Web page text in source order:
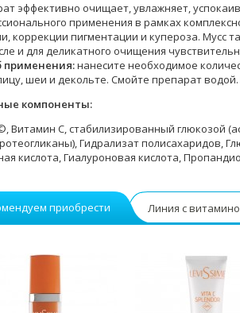
эффективно очищает, увлажняет,
применения в рамках
коррекции пигментации и купероза. Мусс
и для деликатного очищения
применения:нанесите необходимое
шеи и декольте. Смойте препарат
компоненты:
Витамин С, стабилизированный глюкозой
Гидрализат полисахаридов,
кислота, Гиалуроновая кислота,
приобрести Линия с